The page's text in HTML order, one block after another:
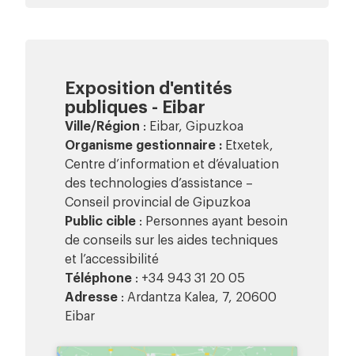
Exposition d'entités
publiques - Eibar
Ville/Région : Eibar, Gipuzkoa
Organisme gestionnaire : Etxetek,
Centre d’information et d’évaluation
des technologies d’assistance –
Conseil provincial de Gipuzkoa
Public cible : Personnes ayant besoin
de conseils sur les aides techniques
et l’accessibilité
Téléphone : +34 943 31 20 05
Adresse : Ardantza Kalea, 7, 20600
Eibar